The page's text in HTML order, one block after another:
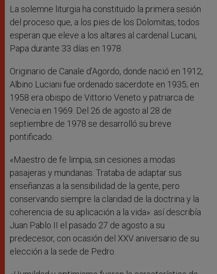
La solemne liturgia ha constituido la primera sesión
del proceso que, a los pies de los Dolomitas, todos
esperan que eleve a los altares al cardenal Lucani,
Papa durante 33 días en 1978.
Originario de Canale d’Agordo, donde nació en 1912,
Albino Luciani fue ordenado sacerdote en 1935; en
1958 era obispo de Vittorio Veneto y patriarca de
Venecia en 1969. Del 26 de agosto al 28 de
septiembre de 1978 se desarrolló su breve
pontificado.
«Maestro de fe limpia, sin cesiones a modas
pasajeras y mundanas. Trataba de adaptar sus
enseñanzas a la sensibilidad de la gente, pero
conservando siempre la claridad de la doctrina y la
coherencia de su aplicación a la vida»: así describía
Juan Pablo II el pasado 27 de agosto a su
predecesor, con ocasión del XXV aniversario de su
elección a la sede de Pedro.